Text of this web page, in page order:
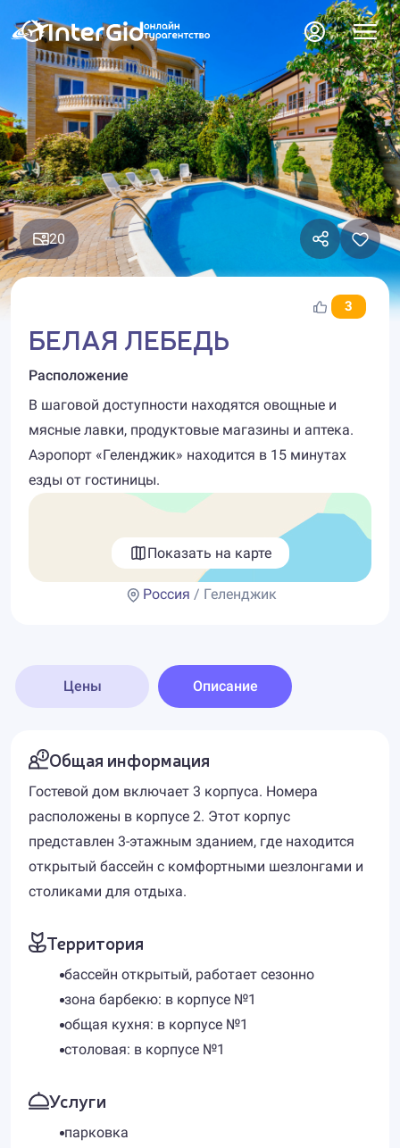
20
3
БЕЛАЯ ЛЕБЕДЬ
Расположение
В шаговой доступности находятся овощные и
мясные лавки, продуктовые магазины и аптека.
Аэропорт «Геленджик» находится в 15 минутах
езды от гостиницы.
Показать на карте
Россия / Геленджик
Цены Описание
Общая информация
Гостевой дом включает 3 корпуса. Номера
расположены в корпусе 2. Этот корпус
представлен 3-этажным зданием, где находится
открытый бассейн с комфортными шезлонгами и
столиками для отдыха.
Территория
бассейн открытый, работает сезонно
зона барбекю: в корпусе №1
общая кухня: в корпусе №1
столовая: в корпусе №1
Услуги
парковка